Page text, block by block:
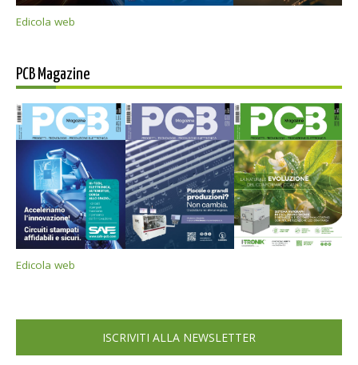
Edicola web
PCB Magazine
Edicola web
ISCRIVITI ALLA NEWSLETTER